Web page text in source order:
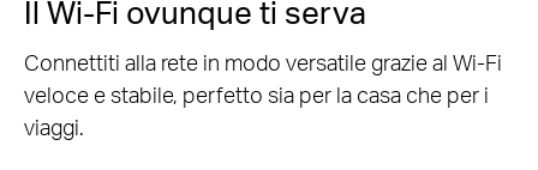
Il Wi-Fi ovunque ti serva
Connettiti alla rete in modo versatile grazie al Wi-Fi
veloce e stabile, perfetto sia per la casa che per i
viaggi.